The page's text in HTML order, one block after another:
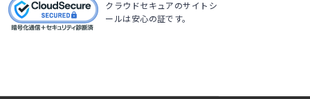
クラウドセキュアのサイトシ
ールは安心の証です。